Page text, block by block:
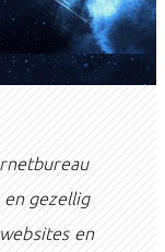
gezellig
en